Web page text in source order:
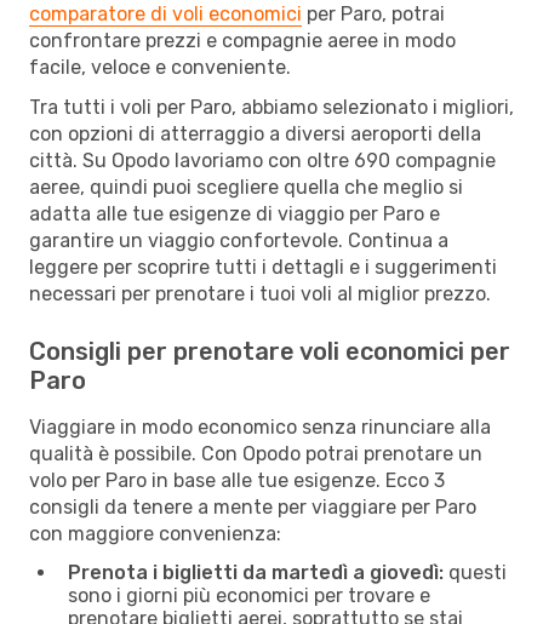
comparatore di voli economici per Paro, potrai
confrontare prezzi e compagnie aeree in modo
facile, veloce e conveniente.
Tra tutti i voli per Paro, abbiamo selezionato i migliori,
con opzioni di atterraggio a diversi aeroporti della
città. Su Opodo lavoriamo con oltre 690 compagnie
aeree, quindi puoi scegliere quella che meglio si
adatta alle tue esigenze di viaggio per Paro e
garantire un viaggio confortevole. Continua a
leggere per scoprire tutti i dettagli e i suggerimenti
necessari per prenotare i tuoi voli al miglior prezzo.
Consigli per prenotare voli economici per
Paro
Viaggiare in modo economico senza rinunciare alla
qualità è possibile. Con Opodo potrai prenotare un
volo per Paro in base alle tue esigenze. Ecco 3
consigli da tenere a mente per viaggiare per Paro
con maggiore convenienza:
Prenota i biglietti da martedì a giovedì: questi
sono i giorni più economici per trovare e
prenotare biglietti aerei, soprattutto se stai